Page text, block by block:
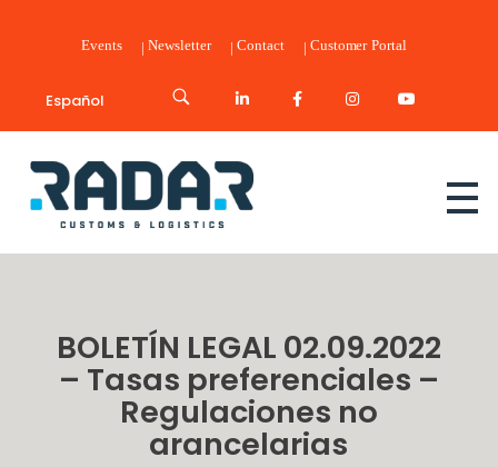
Events Newsletter Contact Customer Portal
Español
Radar Customs & Logistics
BOLETÍN LEGAL 02.09.2022
– Tasas preferenciales –
Regulaciones no
arancelarias